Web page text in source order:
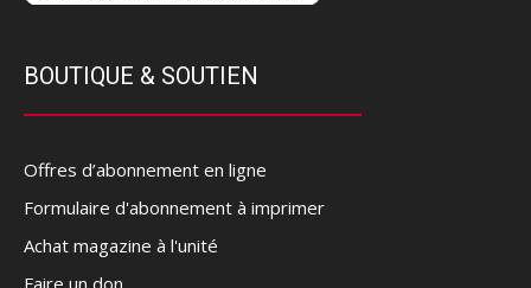
BOUTIQUE & SOUTIEN
Offres d’abonnement en ligne
Formulaire d'abonnement à imprimer
Achat magazine à l'unité